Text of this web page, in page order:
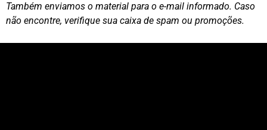
Também enviamos o material para o e-mail informado. Caso
não encontre, verifique sua caixa de spam ou promoções.